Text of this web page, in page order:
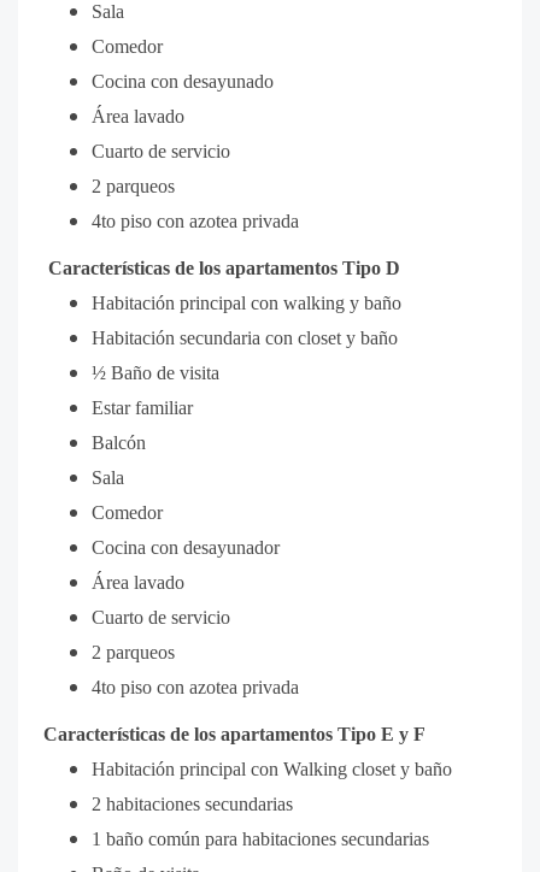
Sala
Comedor
Cocina con desayunado
Área lavado
Cuarto de servicio
2 parqueos
4to piso con azotea privada
Características de los apartamentos Tipo D
Habitación principal con walking y baño
Habitación secundaria con closet y baño
½ Baño de visita
Estar familiar
Balcón
Sala
Comedor
Cocina con desayunador
Área lavado
Cuarto de servicio
2 parqueos
4to piso con azotea privada
Características de los apartamentos Tipo E y F
Habitación principal con Walking closet y baño
2 habitaciones secundarias
1 baño común para habitaciones secundarias